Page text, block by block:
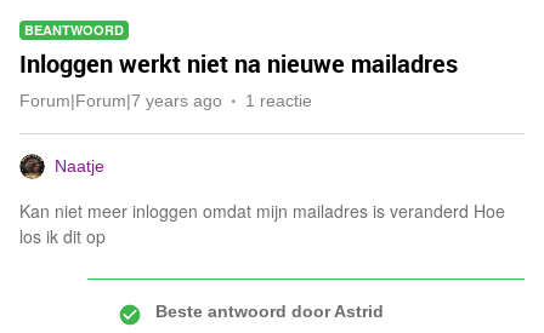
BEANTWOORD
Inloggen werkt niet na nieuwe mailadres
Forum|Forum|7 years ago 1 reactie
Naatje
Kan niet meer inloggen omdat mijn mailadres is veranderd Hoe
los ik dit op
Beste antwoord doorAstrid